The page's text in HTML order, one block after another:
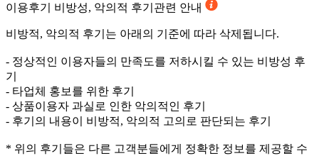
이용후기 비방성, 악의적 후기관련 안내
비방적, 악의적 후기는 아래의 기준에 따라 삭제됩니다.
- 정상적인 이용자들의 만족도를 저하시킬 수 있는 비방성 후
기
- 타업체 홍보를 위한 후기
- 상품이용자 과실로 인한 악의적인 후기
- 후기의 내용이 비방적, 악의적 고의로 판단되는 후기
* 위의 후기들은 다른 고객분들에게 정확한 정보를 제공할 수